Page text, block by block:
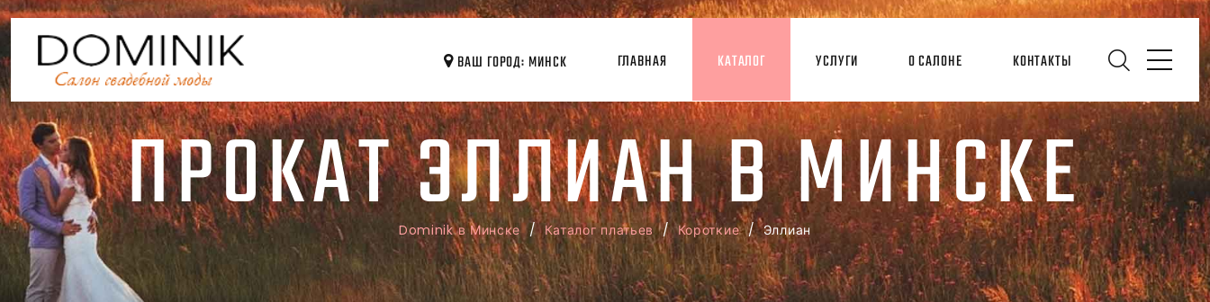
ВАШ ГОРОД: МИНСК ГЛАВНАЯ КАТАЛОГ УСЛУГИ О САЛОНЕ КОНТАКТЫ
ПРОКАТ ЭЛЛИАН В МИНСКЕ
Dominik в Минске/Каталог платьев/Короткие/ Эллиан